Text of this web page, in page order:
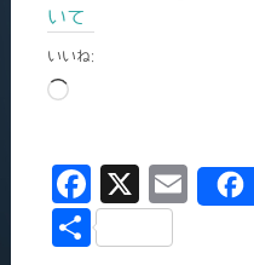
いて
いいね:
読
み
中…
F
a
X
E
共